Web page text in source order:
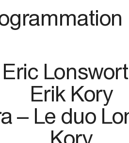
Eric
Erik Kory
– Le duo
Kory